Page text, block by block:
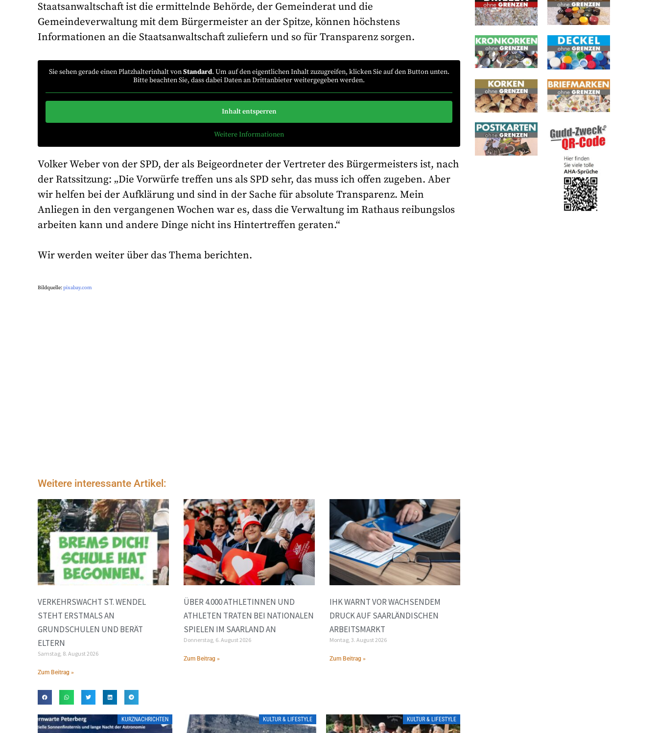
Staatsanwaltschaft ist die ermittelnde Behörde, der Gemeinderat und die
Gemeindeverwaltung mit dem Bürgermeister an der Spitze, können höchstens
Informationen an die Staatsanwaltschaft zuliefern und so für Transparenz sorgen.
Sie sehen gerade einen Platzhalterinhalt vonStandard. Um auf den eigentlichen Inhalt zuzugreifen, klicken Sie auf den Button unten.
Bitte beachten Sie, dass dabei Daten an Drittanbieter weitergegeben werden.
Inhalt entsperren
Weitere Informationen
Volker Weber von der SPD, der als Beigeordneter der Vertreter des Bürgermeisters ist, nach
der Ratssitzung: „Die Vorwürfe treffen uns als SPD sehr, das muss ich offen zugeben. Aber
wir helfen bei der Aufklärung und sind in der Sache für absolute Transparenz. Mein
Anliegen in den vergangenen Wochen war es, dass die Verwaltung im Rathaus reibungslos
arbeiten kann und andere Dinge nicht ins Hintertreffen geraten.“
Wir werden weiter über das Thema berichten.
Bildquelle:pixabay.com
Weitere interessante Artikel:
VERKEHRSWACHT ST. WENDEL
STEHT ERSTMALS AN
GRUNDSCHULEN UND BERÄT
ELTERN
Samstag, 8. August 2026
Zum Beitrag »
ÜBER 4.000 ATHLETINNEN UND
ATHLETEN TRATEN BEI NATIONALEN
SPIELEN IM SAARLAND AN
Donnerstag, 6. August 2026
Zum Beitrag »
IHK WARNT VOR WACHSENDEM
DRUCK AUF SAARLÄNDISCHEN
ARBEITSMARKT
Montag, 3. August 2026
Zum Beitrag »
KURZNACHRICHTEN KULTUR & LIFESTYLE KULTUR & LIFESTYLE